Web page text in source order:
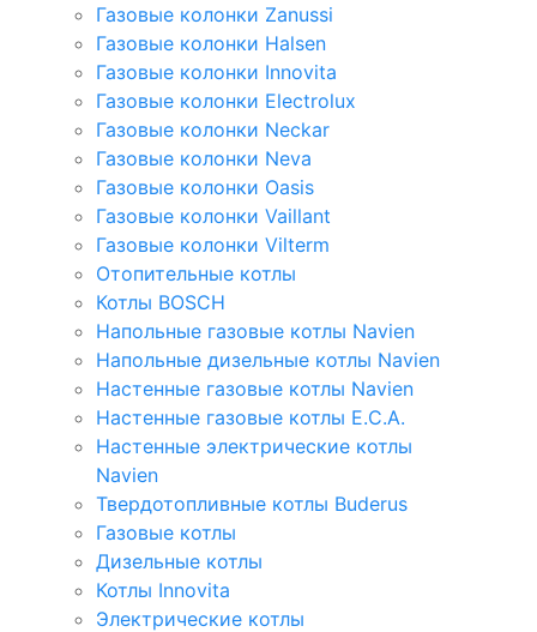
Газовые колонки Zanussi
Газовые колонки Halsen
Газовые колонки Innovita
Газовые колонки Electrolux
Газовые колонки Neckar
Газовые колонки Neva
Газовые колонки Oasis
Газовые колонки Vaillant
Газовые колонки Vilterm
Отопительные котлы
Котлы BOSCH
Напольные газовые котлы Navien
Напольные дизельные котлы Navien
Настенные газовые котлы Navien
Настенные газовые котлы E.C.A.
Настенные электрические котлы
Navien
Твердотопливные котлы Buderus
Газовые котлы
Дизельные котлы
Котлы Innovita
Электрические котлы